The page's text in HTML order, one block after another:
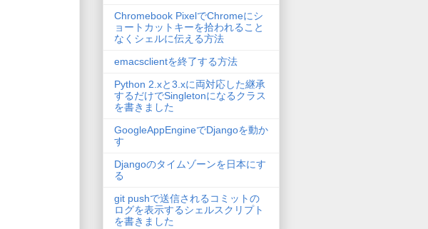
Chromebook PixelでChromeにシ
ョートカットキーを拾われること
なくシェルに伝える方法
emacsclientを終了する方法
Python 2.xと3.xに両対応した継承
するだけでSingletonになるクラス
を書きました
GoogleAppEngineでDjangoを動か
す
Djangoのタイムゾーンを日本にす
る
git pushで送信されるコミットの
ログを表示するシェルスクリプト
を書きました